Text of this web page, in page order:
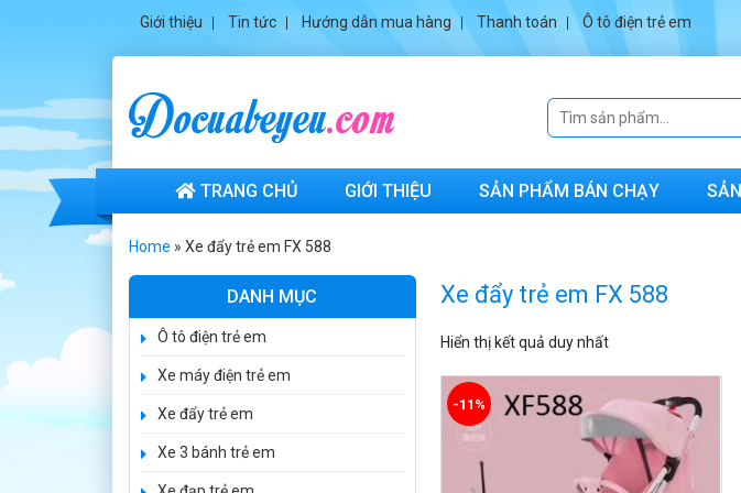
Giới thiệu Tin tức Hướng dẫn mua hàng Thanh toán Ô tô điện trẻ em
TRANG CHỦ GIỚI THIỆU SẢN PHẨM BÁN CHẠY
Home » Xe đẩy trẻ em FX 588
Xe đẩy trẻ em FX 588
Hiển thị kết quả duy nhất
-11%
DANH MỤC
Ô tô điện trẻ em
Xe máy điện trẻ em
Xe đẩy trẻ em
Xe 3 bánh trẻ em
Xe ô tô điện trẻ
J2988
2.600.000 ₫
3.250.000 ₫
em địa hình
M666
Xe máy điện trẻ